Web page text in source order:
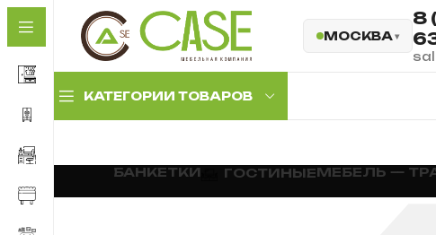
МОСКВА
8
КАТЕГОРИИ ТОВАРОВ
прихожихБАНКЕТКИ ГОСТИНЫЕМЕБЕЛЬ —